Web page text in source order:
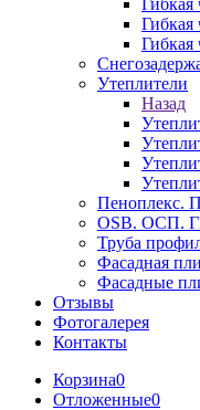
Гибкая
Гибкая
Утеплители
Назад
Пеноплекс.
OSB. ОСП.
Труба
Фасадная
Фасадные
Отзывы
Фотогалерея
Контакты
Корзина0
Отложенные0